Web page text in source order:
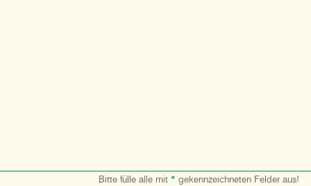
Bitte fülle alle mit * gekennzeichneten Felder aus!